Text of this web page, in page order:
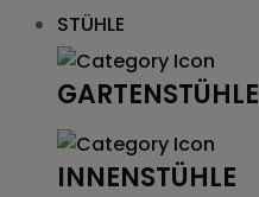
STÜHLE
GARTENSTÜHLE
INNENSTÜHLE